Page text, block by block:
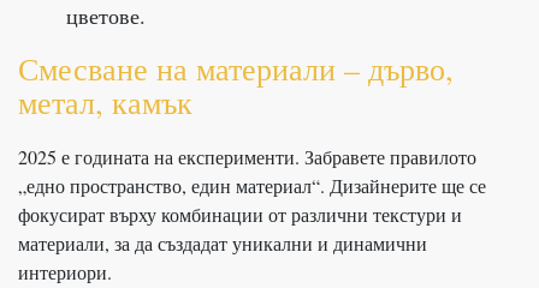
цветове.
Смесване на материали – дърво,
метал, камък
2025 е годината на експерименти. Забравете правилото
„едно пространство, един материал“. Дизайнерите ще се
фокусират върху комбинации от различни текстури и
материали, за да създадат уникални и динамични
интериори.